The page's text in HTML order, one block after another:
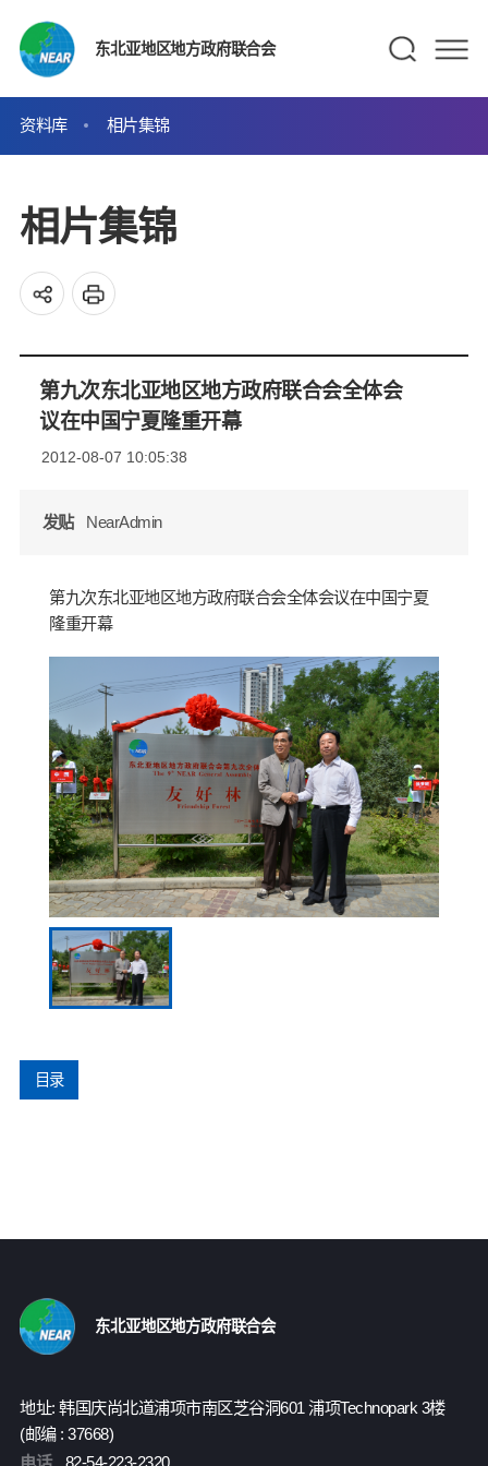
东北亚地区地方政府联合会
资料库 相片集锦
相片集锦
第九次东北亚地区地方政府联合会全体会
议在中国宁夏隆重开幕
2012-08-07 10:05:38
发贴 NearAdmin
第九次东北亚地区地方政府联合会全体会议在中国宁夏
隆重开幕
目录
东北亚地区地方政府联合会
地址: 韩国庆尚北道浦项市南区芝谷洞601 浦项Technopark 3楼
(邮编 : 37668)
电话
82-54-223-2320